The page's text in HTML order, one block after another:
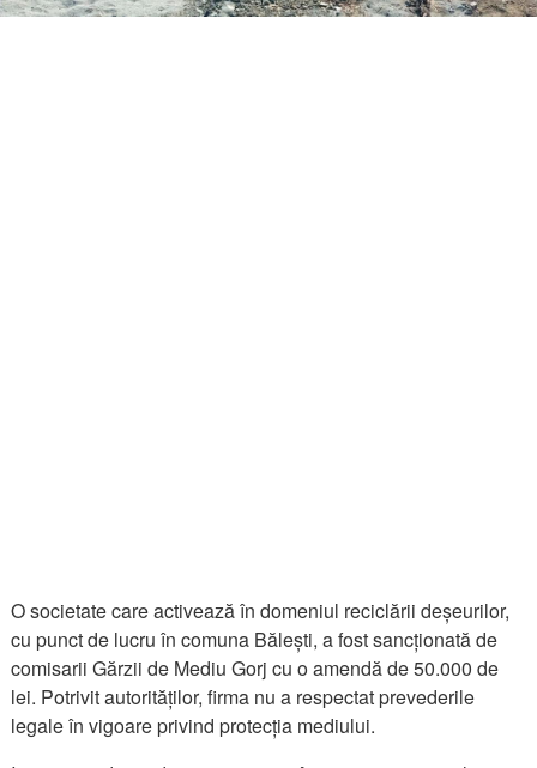
O societate care activează în domeniul reciclării deșeurilor,
cu punct de lucru în comuna Bălești, a fost sancționată de
comisarii Gărzii de Mediu Gorj cu o amendă de 50.000 de
lei. Potrivit autorităților, firma nu a respectat prevederile
legale în vigoare privind protecția mediului.